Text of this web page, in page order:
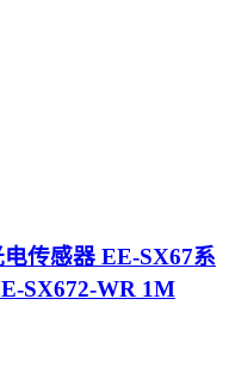
传感器 EE-SX67系
SX672-WR 1M